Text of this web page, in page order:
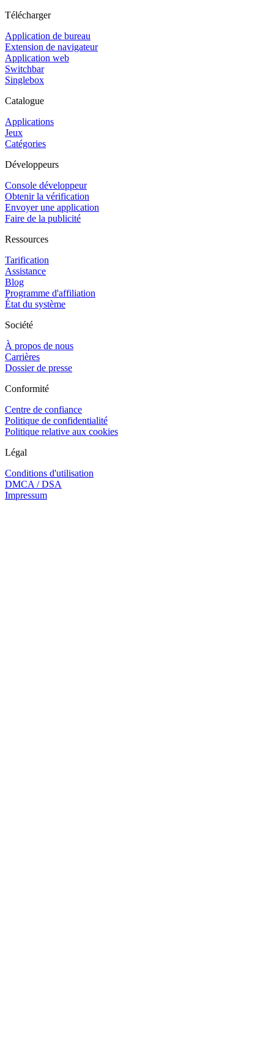
Télécharger
Application de bureau
Extension de navigateur
Application web
Switchbar
Singlebox
Catalogue
Applications
Jeux
Catégories
Développeurs
Console développeur
Obtenir la vérification
Envoyer une application
Faire de la publicité
Ressources
Tarification
Assistance
Blog
Programme d'affiliation
État du système
Société
À propos de nous
Carrières
Dossier de presse
Conformité
Centre de confiance
Politique de confidentialité
Politique relative aux cookies
Légal
Conditions d'utilisation
DMCA / DSA
Impressum